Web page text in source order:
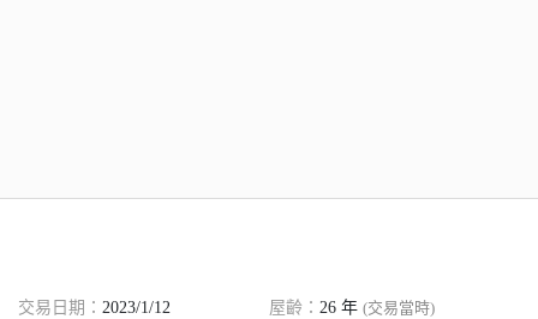
交易日期： 2023/1/12 屋齡： 26 年 (交易當時)